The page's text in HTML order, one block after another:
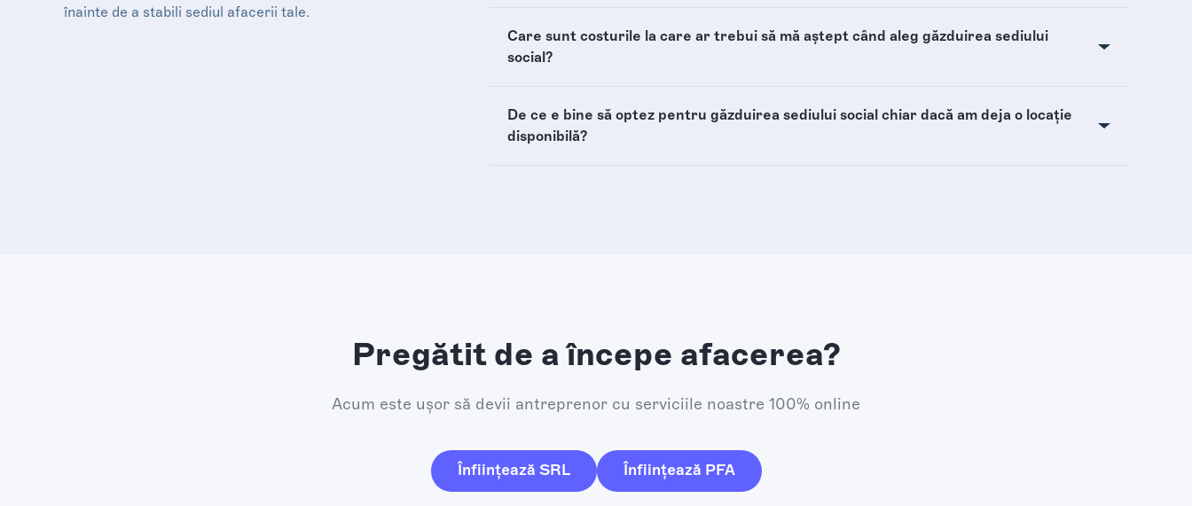
înainte de a stabili sediul afacerii tale.
Care sunt costurile la care ar trebui să mă aștept când aleg găzduirea sediului
social?
De ce e bine să optez pentru găzduirea sediului social chiar dacă am deja o locație
disponibilă?
Pregătit de a începe afacerea?
Acum este ușor să devii antreprenor cu serviciile noastre 100% online
Înființează SRL Înființează PFA